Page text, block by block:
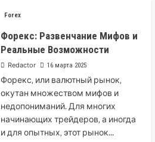
Forex
Форекс: Развенчание Мифов и
Реальные Возможности
Redactor 16 марта 2025
Форекс‚ или валютный рынок‚
окутан множеством мифов и
недопониманий. Для многих
начинающих трейдеров‚ а иногда
и для опытных‚ этот рынок...